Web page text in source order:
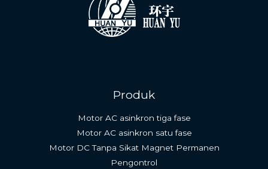
Produk
Motor AC asinkron tiga fase
Motor AC asinkron satu fase
Motor DC Tanpa Sikat Magnet Permanen
Pengontrol